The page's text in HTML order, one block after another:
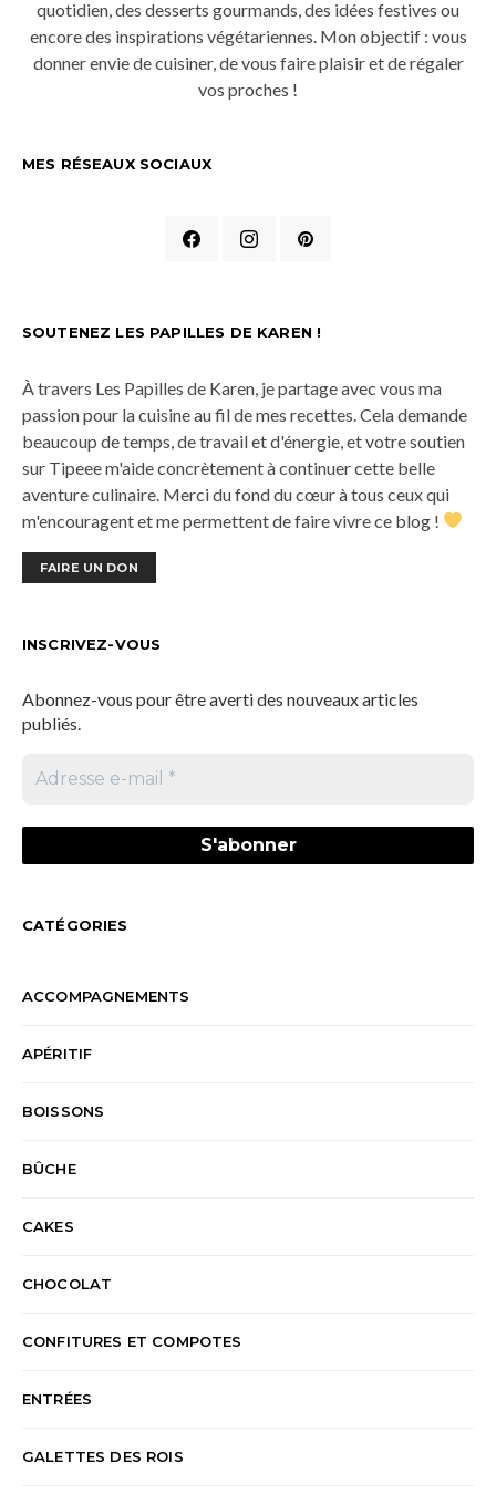
quotidien, des desserts gourmands, des idées festives ou
encore des inspirations végétariennes. Mon objectif : vous
donner envie de cuisiner, de vous faire plaisir et de régaler
vos proches !
MES RÉSEAUX SOCIAUX
SOUTENEZ LES PAPILLES DE KAREN !
À travers Les Papilles de Karen, je partage avec vous ma
passion pour la cuisine au fil de mes recettes. Cela demande
beaucoup de temps, de travail et d'énergie, et votre soutien
sur Tipeee m'aide concrètement à continuer cette belle
aventure culinaire. Merci du fond du cœur à tous ceux qui
m'encouragent et me permettent de faire vivre ce blog !
FAIRE UN DON
INSCRIVEZ-VOUS
Abonnez-vous pour être averti des nouveaux articles
publiés.
CATÉGORIES
ACCOMPAGNEMENTS
APÉRITIF
BOISSONS
BÛCHE
CAKES
CHOCOLAT
CONFITURES ET COMPOTES
ENTRÉES
GALETTES DES ROIS